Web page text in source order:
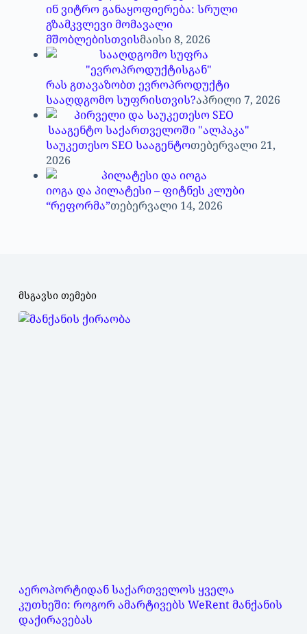
ინ ვიტრო განაყოფიერება: სრული
გზამკვლევი მომავალი
მშობლებისთვისმაისი 8, 2026
რას გთავაზობთ ევროპროდუქტი
სააღდგომო სუფრისთვის?აპრილი 7, 2026
საუკეთესო SEO სააგენტოთებერვალი 21,
2026
იოგა და პილატესი – ფიტნეს კლუბი
“რეფორმა”თებერვალი 14, 2026
მსგავსი თემები
აეროპორტიდან საქართველოს ყველა
კუთხეში: როგორ ამარტივებს WeRent მანქანის
დაქირავებას